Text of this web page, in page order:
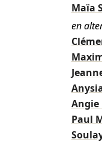
Maïa
en
Angie
Paul